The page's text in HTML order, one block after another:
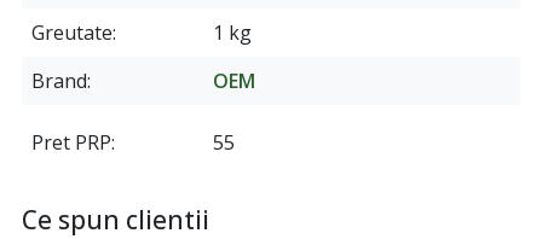
Greutate
1 kg
Brand
OEM
Pret PRP 55
Ce spun clientii